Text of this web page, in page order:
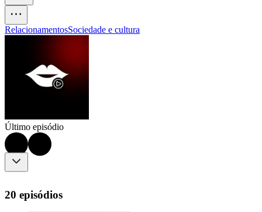
RelacionamentosSociedade e cultura
Último episódio
20 episódios